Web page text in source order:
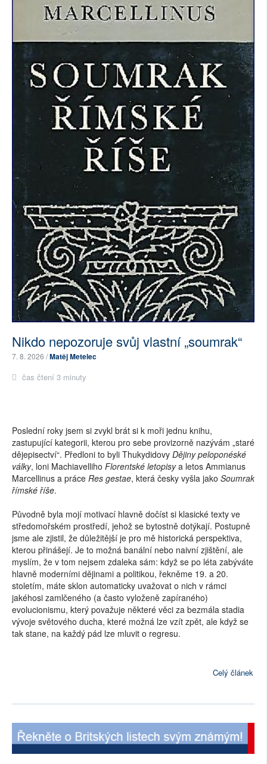
Nikdo nepozoruje svůj vlastní „soumrak“
7. 8. 2026 /Matěj Metelec
čas čtení 3 minuty
Poslední roky jsem si zvykl brát si k moři jednu knihu,
zastupující kategorii, kterou pro sebe provizorně nazývám „staré
dějepisectví“. Předloni to byli Thukydidovy Dějiny peloponéské
války, loni Machiavelliho Florentské letopisya letos Ammianus
Marcellinus a práce Res gestae, která česky vyšla jako Soumrak
římské říše.
Původně byla mojí motivací hlavně dočíst si klasické texty ve
středomořském prostředí, jehož se bytostně dotýkají. Postupně
jsme ale zjistil, že důležitější je pro mě historická perspektiva,
kterou přinášejí. Je to možná banální nebo naivní zjištění, ale
myslím, že v tom nejsem zdaleka sám: když se po léta zabýváte
hlavně moderními dějinami a politikou, řekněme 19. a 20.
stoletím, máte sklon automaticky uvažovat o nich v rámci
jakéhosi zamlčeného (a často vyloženě zapíraného)
evolucionismu, který považuje některé věci za bezmála stadia
vývoje světového ducha, které možná lze vzít zpět, ale když se
tak stane, na každý pád lze mluvit o regresu.
Celý článek